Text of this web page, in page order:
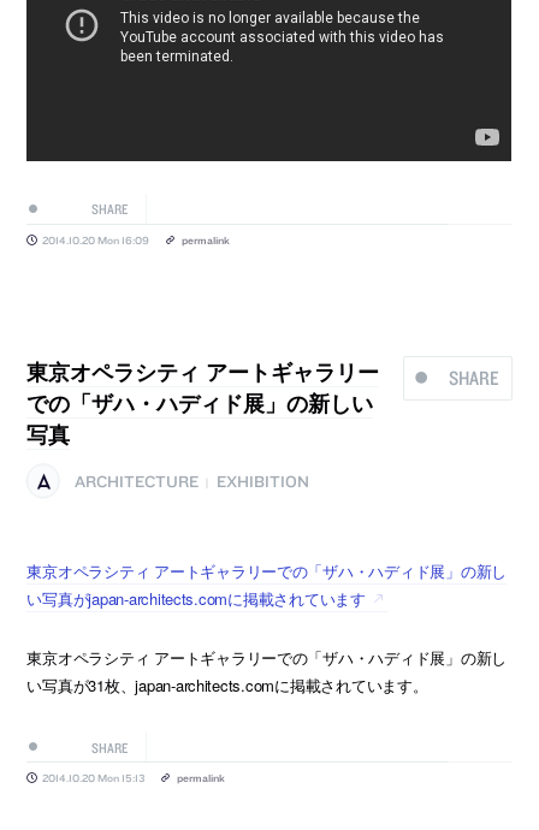
SHARE
2014.10.20 Mon 16:09 permalink
SHARE
東京オペラシティ アートギャラリー
での「ザハ・ハディド展」の新しい
写真
ARCHITECTURE EXHIBITION
東京オペラシティ アートギャラリーでの「ザハ・ハディド展」の新し
い写真がjapan-architects.comに掲載されています
東京オペラシティ アートギャラリーでの「ザハ・ハディド展」の新し
い写真が31枚、japan-architects.comに掲載されています。
SHARE
2014.10.20 Mon 15:13 permalink